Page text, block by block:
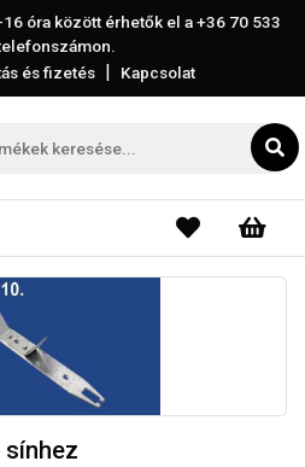
óra között érhetők el a+36 70 533
és fizetés | Kapcsolat